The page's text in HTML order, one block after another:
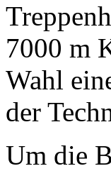
7000 m
Wahl
der
Um die